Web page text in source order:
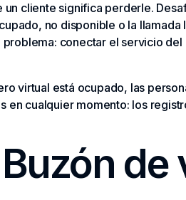
un cliente significa perderle.
no disponible o la
conectar el servicio
virtual está ocupado, las
en cualquier momento: los
de